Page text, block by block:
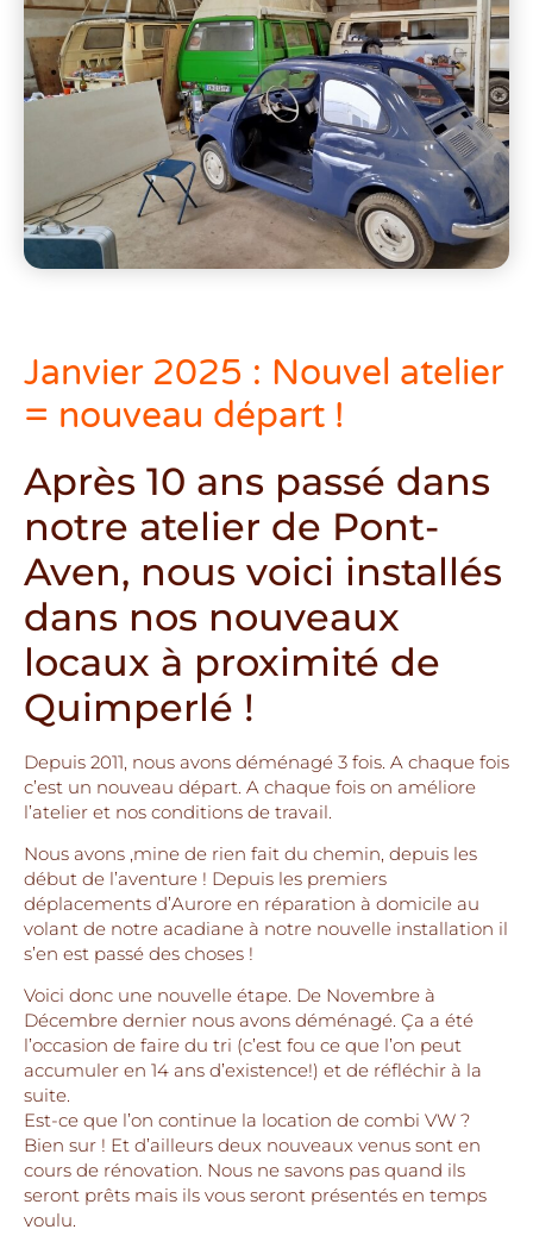
Janvier 2025 : Nouvel atelier
= nouveau départ !
Après 10 ans passé dans
notre atelier de Pont-
Aven, nous voici installés
dans nos nouveaux
locaux à proximité de
Quimperlé !
Depuis 2011, nous avons déménagé 3 fois. A chaque fois
c’est un nouveau départ. A chaque fois on améliore
l’atelier et nos conditions de travail.
Nous avons ,mine de rien fait du chemin, depuis les
début de l’aventure ! Depuis les premiers
déplacements d’Aurore en réparation à domicile au
volant de notre acadiane à notre nouvelle installation il
s’en est passé des choses !
Voici donc une nouvelle étape. De Novembre à
Décembre dernier nous avons déménagé. Ça a été
l’occasion de faire du tri (c’est fou ce que l’on peut
accumuler en 14 ans d’existence!) et de réfléchir à la
suite.
Est-ce que l’on continue la location de combi VW ?
Bien sur ! Et d’ailleurs deux nouveaux venus sont en
cours de rénovation. Nous ne savons pas quand ils
seront prêts mais ils vous seront présentés en temps
voulu.